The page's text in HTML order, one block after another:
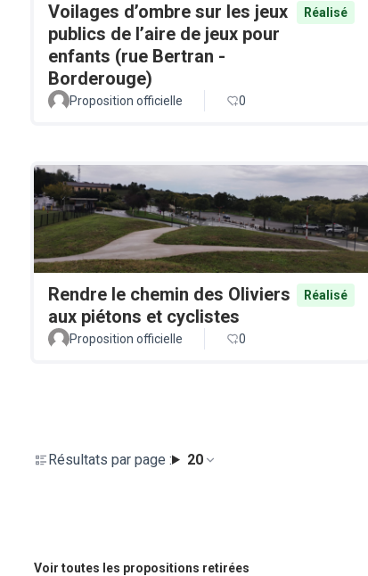
Voilages d’ombre sur les jeux
publics de l’aire de jeux pour
enfants (rue Bertran -
Borderouge)
Réalisé
Proposition officielle 0
Rendre le chemin des Oliviers
aux piétons et cyclistes
Réalisé
Proposition officielle 0
Résultats par page : 20
Voir toutes les propositions retirées